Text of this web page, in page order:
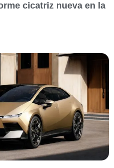
cicatriz nueva en la